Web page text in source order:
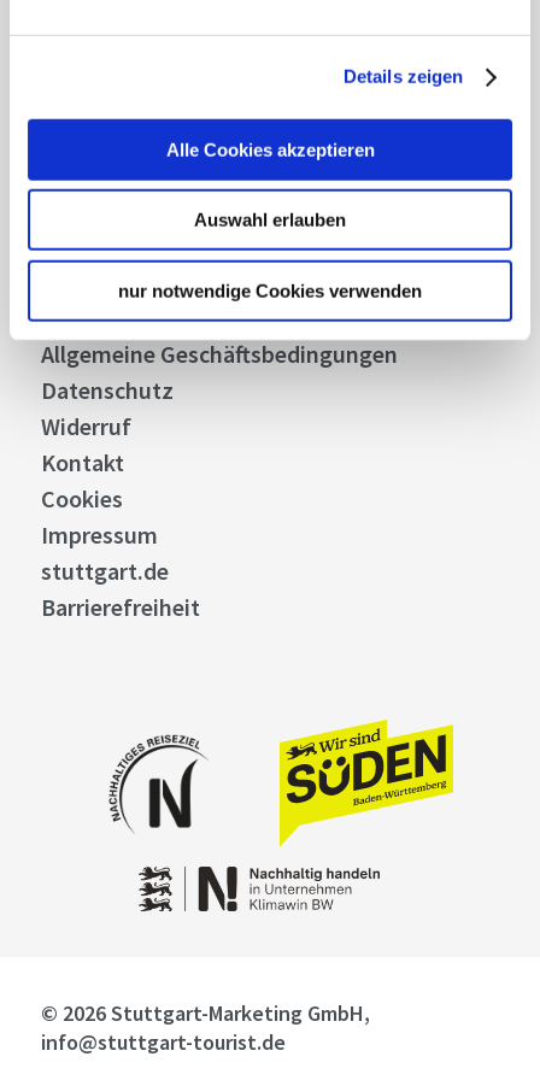
Details zeigen
Alle Cookies akzeptieren
Auswahl erlauben
nur notwendige Cookies verwenden
Stellenangebote
Business
Stuttgart Convention Bureau
Bilddatenbank
Allgemeine Geschäftsbedingungen
Datenschutz
Widerruf
Kontakt
Cookies
Impressum
stuttgart.de
Barrierefreiheit
© 2026 Stuttgart-Marketing GmbH,
info@stuttgart-tourist.de